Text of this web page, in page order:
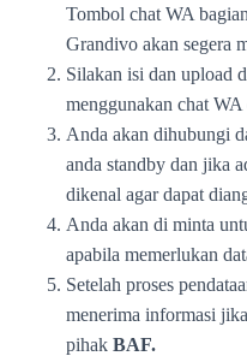
Tombol chat WA
Grandivo akan segera
Silakan isi dan upload
menggunakan chat
Anda akan dihubungi
anda standby dan jika
dikenal agar dapat
Anda akan di minta
apabila memerlukan
Setelah proses
menerima informasi
pihak BAF.